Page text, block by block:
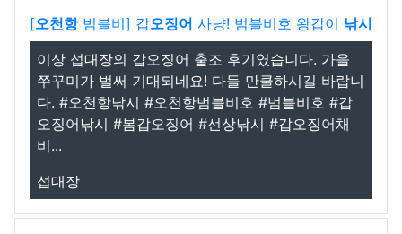
[오천항범블비] 갑오징어 사냥! 범블비호 왕갑이 낚시
이상 섭대장의 갑오징어 출조 후기였습니다. 가을
쭈꾸미가 벌써 기대되네요! 다들 만쿨하시길 바랍니
다. #오천항낚시 #오천항범블비호 #범블비호 #갑
오징어낚시 #봄갑오징어 #선상낚시 #갑오징어채
비...
섭대장